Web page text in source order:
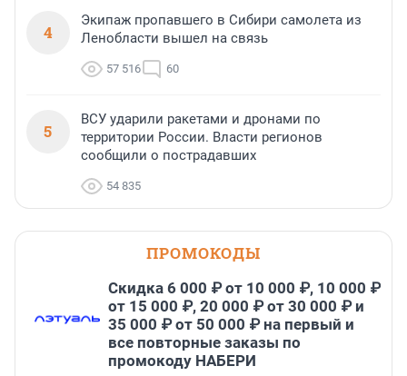
4
Экипаж пропавшего в Сибири самолета из
Ленобласти вышел на связь
57 516 60
5
ВСУ ударили ракетами и дронами по
территории России. Власти регионов
сообщили о пострадавших
54 835
ПРОМОКОДЫ
Скидка 6 000 ₽ от 10 000 ₽, 10 000 ₽
от 15 000 ₽, 20 000 ₽ от 30 000 ₽ и
35 000 ₽ от 50 000 ₽ на первый и
все повторные заказы по
промокоду НАБЕРИ